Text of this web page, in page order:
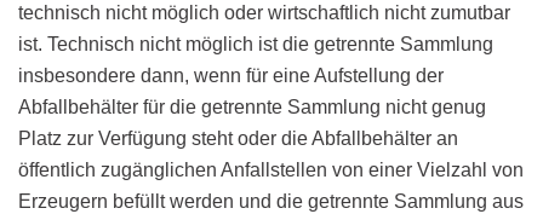
technisch nicht möglich oder wirtschaftlich nicht zumutbar
ist. Technisch nicht möglich ist die getrennte Sammlung
insbesondere dann, wenn für eine Aufstellung der
Abfallbehälter für die getrennte Sammlung nicht genug
Platz zur Verfügung steht oder die Abfallbehälter an
öffentlich zugänglichen Anfallstellen von einer Vielzahl von
Erzeugern befüllt werden und die getrennte Sammlung aus